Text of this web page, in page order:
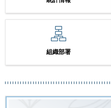
組織部署